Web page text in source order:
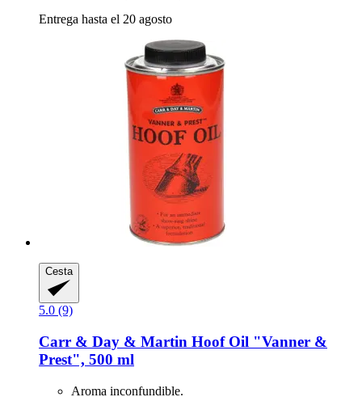
Entrega hasta el 20 agosto
Cesta
5.0 (9)
Carr & Day & Martin Hoof Oil "Vanner &
Prest", 500 ml
Aroma inconfundible.